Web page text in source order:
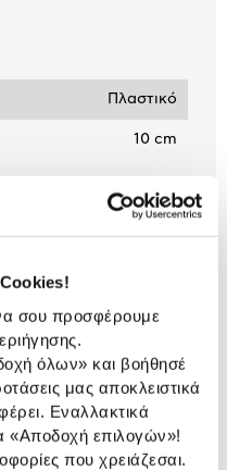
σου προσφέρουμε
όλων» και βοήθησέ
μας αποκλειστικά
Εναλλακτικά
«Αποδοχή επιλογών»!
που χρειάζεσαι.
Πλαστικό
10 cm